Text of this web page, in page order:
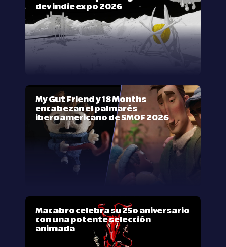
dev indie expo 2026
My Gut Friend y 18 Months
encabezan el palmarés
iberoamericano de SMOF 2026
Macabro celebra su 25º aniversario
con una potente selección
animada